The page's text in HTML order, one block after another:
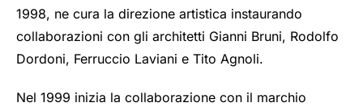
1998, ne cura la direzione artistica instaurando
collaborazioni con gli architetti Gianni Bruni, Rodolfo
Dordoni, Ferruccio Laviani e Tito Agnoli.
Nel 1999 inizia la collaborazione con il marchio